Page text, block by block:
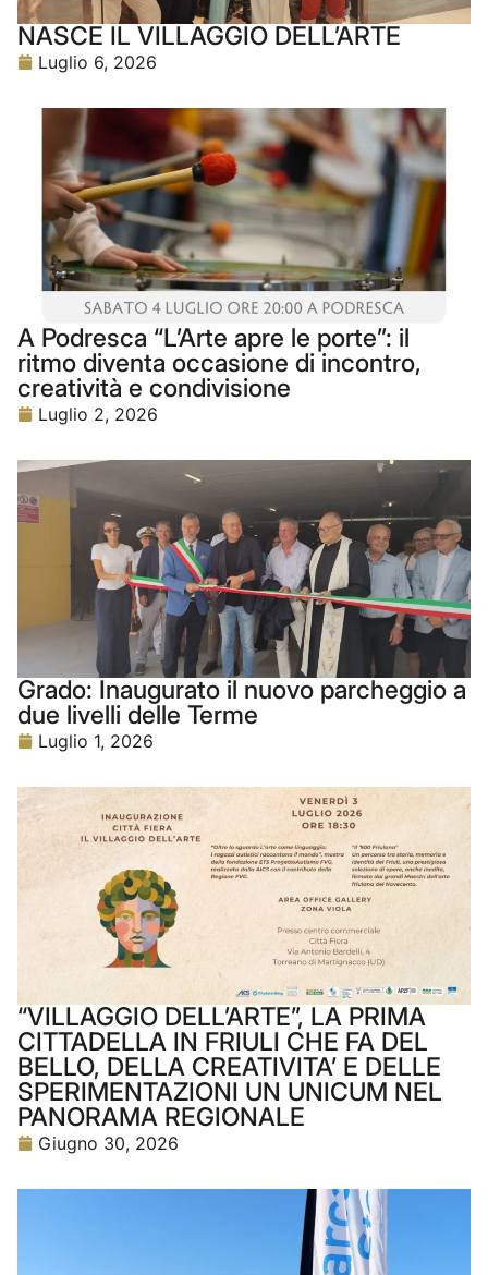
NASCE IL VILLAGGIO DELL’ARTE
Luglio 6, 2026
A Podresca “L’Arte apre le porte”: il
ritmo diventa occasione di incontro,
creatività e condivisione
Luglio 2, 2026
Grado: Inaugurato il nuovo parcheggio a
due livelli delle Terme
Luglio 1, 2026
“VILLAGGIO DELL’ARTE”, LA PRIMA
CITTADELLA IN FRIULI CHE FA DEL
BELLO, DELLA CREATIVITA’ E DELLE
SPERIMENTAZIONI UN UNICUM NEL
PANORAMA REGIONALE
Giugno 30, 2026